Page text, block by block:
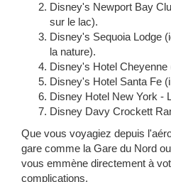
Disney's Newport Bay
sur le lac).
Disney's Sequoia Lodge
la nature).
Disney's Hotel
Disney's Hotel Santa Fe
Disney Hotel New York -
Disney Davy Crockett
Que vous voyagiez depuis
gare comme la Gare du Nord
vous emmène directement à
complications.